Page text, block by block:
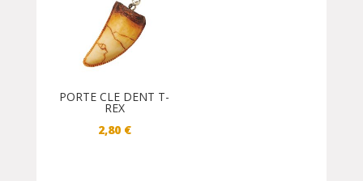
PORTE CLE DENT T-
REX
2,80 €